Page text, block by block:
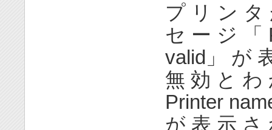
プ リ ン タ
セ ー ジ 「
valid」 が
無 効 と わ
Printer
が 表 示 さ